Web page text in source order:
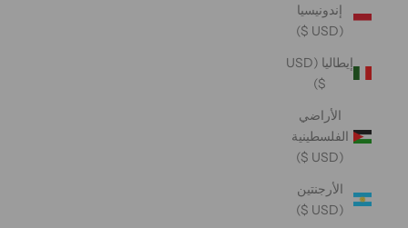
إندونيسيا
(USD $)
إيطاليا (USD
$)
الأراضي
الفلسطينية
(USD $)
الأرجنتين
(USD $)